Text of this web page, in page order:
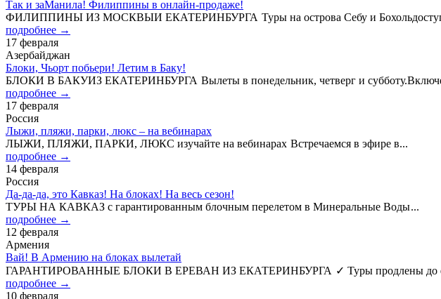
Так и заМанила! Филиппины в онлайн-продаже!
ФИЛИППИНЫ ИЗ МОСКВЫИ ЕКАТЕРИНБУРГА Туры на острова Себу и
подробнее →
17 февраля
Азербайджан
Блоки, Чьорт побьери! Летим в Баку!
БЛОКИ В БАКУИЗ ЕКАТЕРИНБУРГА Вылеты в понедельник, четверг и
подробнее →
17 февраля
Россия
Лыжи, пляжи, парки, люкс – на вебинарах
ЛЫЖИ, ПЛЯЖИ, ПАРКИ, ЛЮКС изучайте на вебинарах Встречаемся в эфире в...
подробнее →
14 февраля
Россия
Да-да-да, это Кавказ! На блоках! На весь сезон!
ТУРЫ НА КАВКАЗ с гарантированным блочным перелетом в Минеральные Воды ...
подробнее →
12 февраля
Армения
Вай! В Армению на блоках вылетай
ГАРАНТИРОВАННЫЕ БЛОКИ В ЕРЕВАН ИЗ ЕКАТЕРИНБУРГА ✓ Туры продлены до
подробнее →
10 февраля